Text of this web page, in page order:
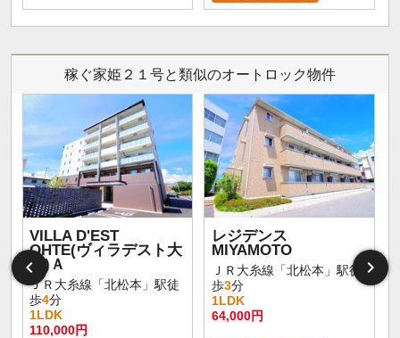
稼ぐ家姫２１号と類似のオートロック物件
VILLA D'EST
OHTE(ヴィラデスト大
手)Ａ
ＪＲ大糸線「北松本」駅徒
歩4分
1LDK
110,000円
レジデンス
MIYAMOTO
ＪＲ大糸線「北松本」駅徒
歩3分
1LDK
64,000円